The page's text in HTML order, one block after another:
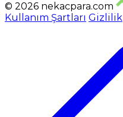
© 2026 nekacpara.com
Kullanım Şartları Gizlilik